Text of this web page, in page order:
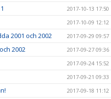
2017-10-13 17:50
2017-10-09 12:12
2001 och 2002 2017-09-29 09:57
2002 2017-09-27 09:36
2017-09-24 15:52
2017-09-21 09:33
2017-09-18 11:12